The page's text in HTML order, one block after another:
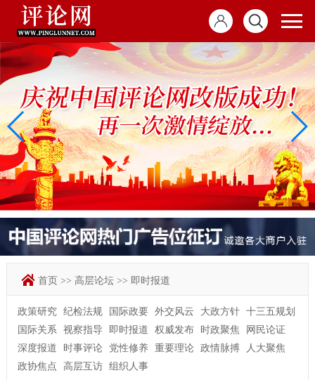
首页 >> 高层论坛 >> 即时报道
政策研究 纪检法规 国际政要 外交风云 大政方针
十三五规划
国际关系
视察指导 即时报道 权威发布 时政聚焦
网民论证
深度报道
时事评论 党性修养 重要理论 政情脉搏
人大聚焦
政协焦点
高层互访 组织人事